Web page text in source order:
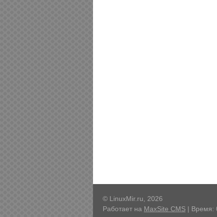
© LinuxMir.ru, 2026
Работает на MaxSite CMS | Время: